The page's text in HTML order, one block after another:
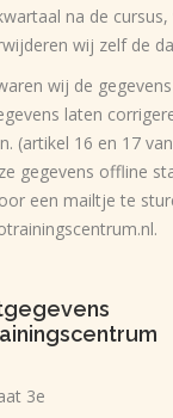
na de
wij zelf de
wij de
laten
(artikel 16 en 17
gegevens offline
een mailtje te
3e